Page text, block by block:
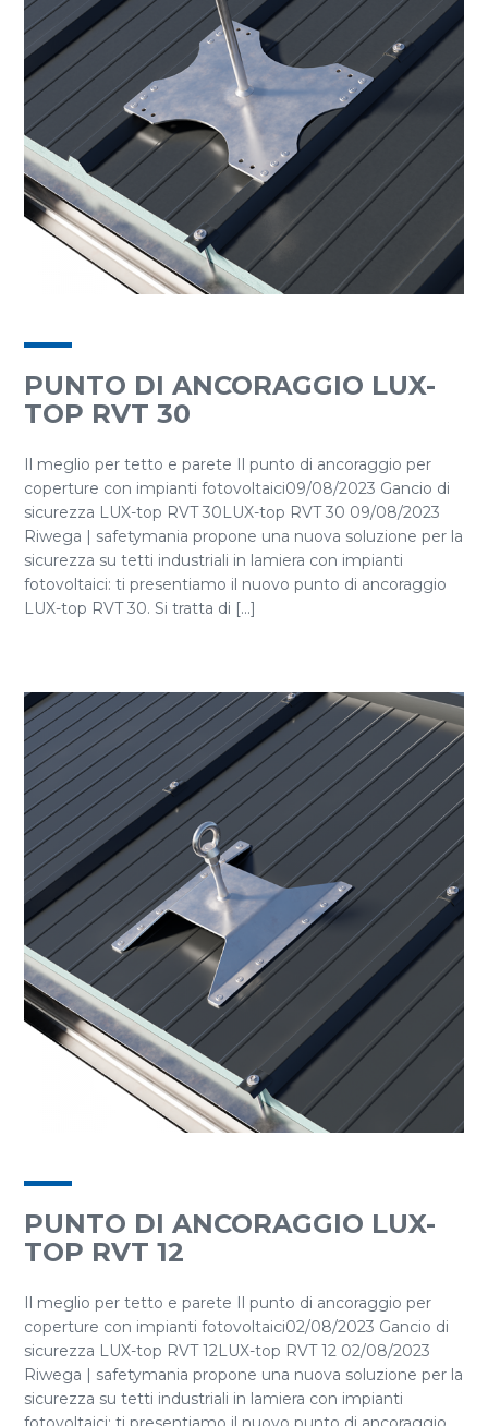
PUNTO DI ANCORAGGIO LUX-
TOP RVT 30
Il meglio per tetto e parete Il punto di ancoraggio per
coperture con impianti fotovoltaici09/08/2023 Gancio di
sicurezza LUX-top RVT 30LUX-top RVT 30 09/08/2023
Riwega | safetymania propone una nuova soluzione per la
sicurezza su tetti industriali in lamiera con impianti
fotovoltaici: ti presentiamo il nuovo punto di ancoraggio
LUX-top RVT 30. Si tratta di [...]
PUNTO DI ANCORAGGIO LUX-
TOP RVT 12
Il meglio per tetto e parete Il punto di ancoraggio per
coperture con impianti fotovoltaici02/08/2023 Gancio di
sicurezza LUX-top RVT 12LUX-top RVT 12 02/08/2023
Riwega | safetymania propone una nuova soluzione per la
sicurezza su tetti industriali in lamiera con impianti